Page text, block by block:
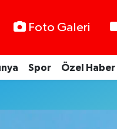
Foto Galeri
Spor Özel Haber